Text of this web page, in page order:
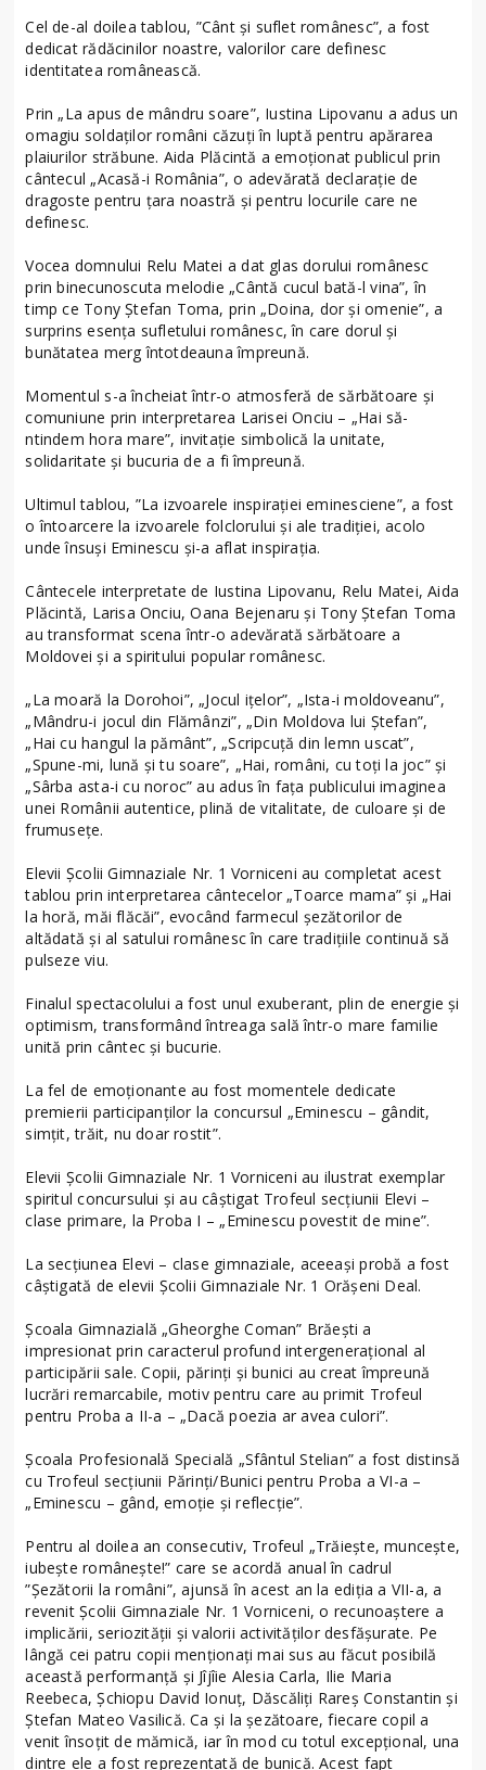
Cel de-al doilea tablou, ”Cânt și suflet românesc”, a fost
dedicat rădăcinilor noastre, valorilor care definesc
identitatea românească.
Prin „La apus de mândru soare”, Iustina Lipovanu a adus un
omagiu soldaților români căzuți în luptă pentru apărarea
plaiurilor străbune. Aida Plăcintă a emoționat publicul prin
cântecul „Acasă-i România”, o adevărată declarație de
dragoste pentru țara noastră și pentru locurile care ne
definesc.
Vocea domnului Relu Matei a dat glas dorului românesc
prin binecunoscuta melodie „Cântă cucul bată-l vina”, în
timp ce Tony Ștefan Toma, prin „Doina, dor și omenie”, a
surprins esența sufletului românesc, în care dorul și
bunătatea merg întotdeauna împreună.
Momentul s-a încheiat într-o atmosferă de sărbătoare și
comuniune prin interpretarea Larisei Onciu – „Hai să-
ntindem hora mare”, invitație simbolică la unitate,
solidaritate și bucuria de a fi împreună.
Ultimul tablou, ”La izvoarele inspirației eminesciene”, a fost
o întoarcere la izvoarele folclorului și ale tradiției, acolo
unde însuși Eminescu și-a aflat inspirația.
Cântecele interpretate de Iustina Lipovanu, Relu Matei, Aida
Plăcintă, Larisa Onciu, Oana Bejenaru și Tony Ștefan Toma
au transformat scena într-o adevărată sărbătoare a
Moldovei și a spiritului popular românesc.
„La moară la Dorohoi”, „Jocul ițelor”, „Ista-i moldoveanu”,
„Mândru-i jocul din Flămânzi”, „Din Moldova lui Ștefan”,
„Hai cu hangul la pământ”, „Scripcuță din lemn uscat”,
„Spune-mi, lună și tu soare”, „Hai, români, cu toți la joc” și
„Sârba asta-i cu noroc” au adus în fața publicului imaginea
unei Românii autentice, plină de vitalitate, de culoare și de
frumusețe.
Elevii Școlii Gimnaziale Nr. 1 Vorniceni au completat acest
tablou prin interpretarea cântecelor „Toarce mama” și „Hai
la horă, măi flăcăi”, evocând farmecul șezătorilor de
altădată și al satului românesc în care tradițiile continuă să
pulseze viu.
Finalul spectacolului a fost unul exuberant, plin de energie și
optimism, transformând întreaga sală într-o mare familie
unită prin cântec și bucurie.
La fel de emoționante au fost momentele dedicate
premierii participanților la concursul „Eminescu – gândit,
simțit, trăit, nu doar rostit”.
Elevii Școlii Gimnaziale Nr. 1 Vorniceni au ilustrat exemplar
spiritul concursului și au câștigat Trofeul secțiunii Elevi –
clase primare, la Proba I – „Eminescu povestit de mine”.
La secțiunea Elevi – clase gimnaziale, aceeași probă a fost
câștigată de elevii Școlii Gimnaziale Nr. 1 Orășeni Deal.
Școala Gimnazială „Gheorghe Coman” Brăești a
impresionat prin caracterul profund intergenerațional al
participării sale. Copii, părinți și bunici au creat împreună
lucrări remarcabile, motiv pentru care au primit Trofeul
pentru Proba a II-a – „Dacă poezia ar avea culori”.
Școala Profesională Specială „Sfântul Stelian” a fost distinsă
cu Trofeul secțiunii Părinți/Bunici pentru Proba a VI-a –
„Eminescu – gând, emoție și reflecție”.
Pentru al doilea an consecutiv, Trofeul „Trăiește, muncește,
iubește românește!” care se acordă anual în cadrul
”Șezătorii la români”, ajunsă în acest an la ediția a VII-a, a
revenit Școlii Gimnaziale Nr. 1 Vorniceni, o recunoaștere a
implicării, seriozității și valorii activităților desfășurate. Pe
lângă cei patru copii menționați mai sus au făcut posibilă
această performanță și Jîjîie Alesia Carla, Ilie Maria
Reebeca, Șchiopu David Ionuț, Dăscăliți Rareș Constantin și
Ștefan Mateo Vasilică. Ca și la șezătoare, fiecare copil a
venit însoțit de mămică, iar în mod cu totul excepțional, una
dintre ele a fost reprezentată de bunică. Acest fapt